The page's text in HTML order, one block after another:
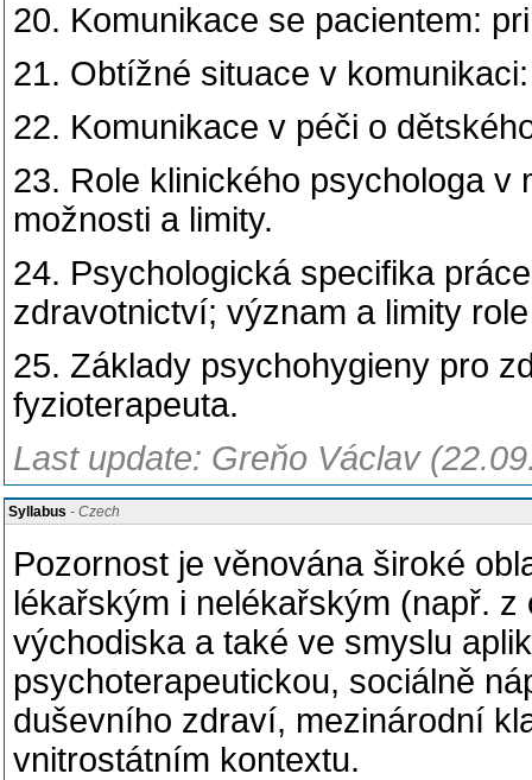
20. Komunikace se pacientem:
21. Obtížné situace v
22. Komunikace v péči o
23. Role klinického psychologa
možnosti a limity.
24. Psychologická specifika
zdravotnictví; význam a limity
25. Základy psychohygieny pro
fyzioterapeuta.
Last update: Greňo Václav
Syllabus - Czech
Pozornost je věnována široké
lékařským i nelékařským (např.
východiska a také ve smyslu
psychoterapeutickou, sociálně
duševního zdraví, mezinárodní
vnitrostátním kontextu.